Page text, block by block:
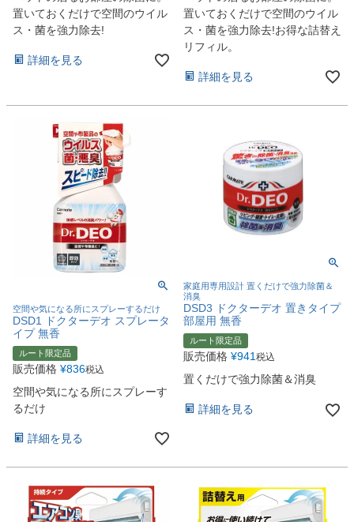
置いておくだけで空間のウイル
ス・菌を強力除去!
詳細を見る
置いておくだけで空間のウイル
ス・菌を強力除去!お得な詰替え
リフィル。
詳細を見る
空間や気になる所にスプレーするだけ
DSD1 ドクターデオ スプレータ
イプ 無香
ルート限定品
販売価格 ¥836税込
空間や気になる所にスプレーす
るだけ
詳細を見る
家庭用専用設計 置くだけで強力除菌＆
消臭
DSD3 ドクターデオ 置きタイプ
部屋用 無香
ルート限定品
販売価格 ¥941税込
置くだけで強力除菌＆消臭
詳細を見る